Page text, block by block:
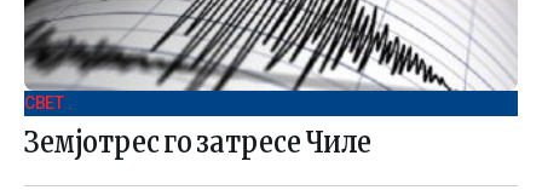
СВЕТ .
Земјотрес го затресе Чиле